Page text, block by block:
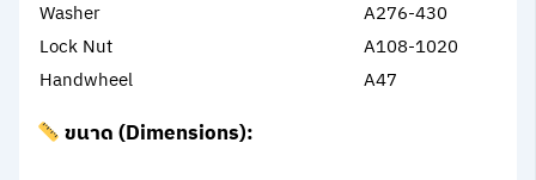
Washer
A276-430
Lock Nut
A108-1020
Handwheel
A47
ขนาด (Dimensions):